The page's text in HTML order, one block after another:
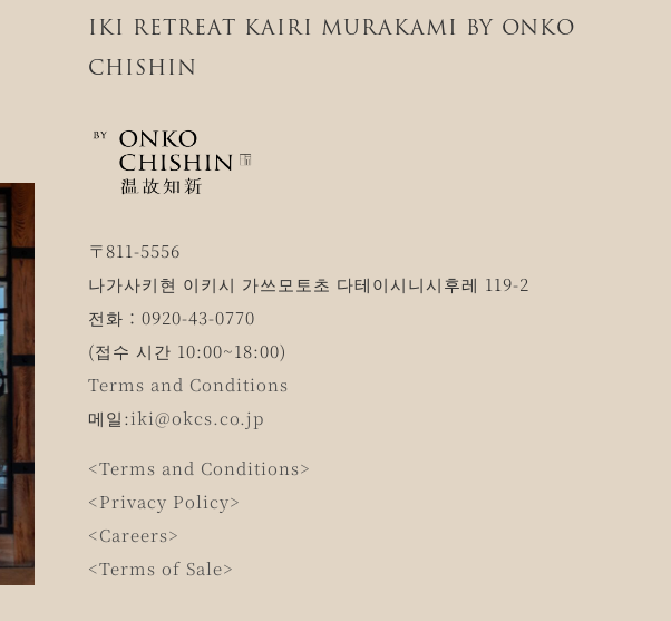
IKI RETREAT KAIRI MURAKAMI BY ONKO
CHISHIN
〒811-5556
나가사키현 이키시 가쓰모토초 다테이시니시후레 119-2
전화：0920-43-0770
(접수 시간 10:00~18:00)
Terms and Conditions
메일:iki@okcs.co.jp
<Terms and Conditions>
<Privacy Policy>
<Careers>
<Terms of Sale>